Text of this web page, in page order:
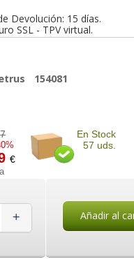
Devolución: 15 días.
SSL - TPV virtual.
154081
€
En Stock
57 uds.
+ Añadir al